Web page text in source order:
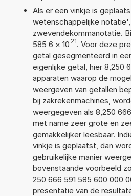
Als er een vinkje is
wetenschappelijke
zwevendekommanotatie.
585 6 × 10 21. Voor deze
getal gesegmenteerd in
eigenlijke getal, hier 8,250
apparaten waarop de
weergeven van getallen
bij zakrekenmachines,
weergegeven als 8,250
met name zeer grote en
gemakkelijker leesbaar.
vinkje is geplaatst, dan
gebruikelijke manier
bovenstaande voorbeeld
250 666 591 585 600 000
presentatie van de